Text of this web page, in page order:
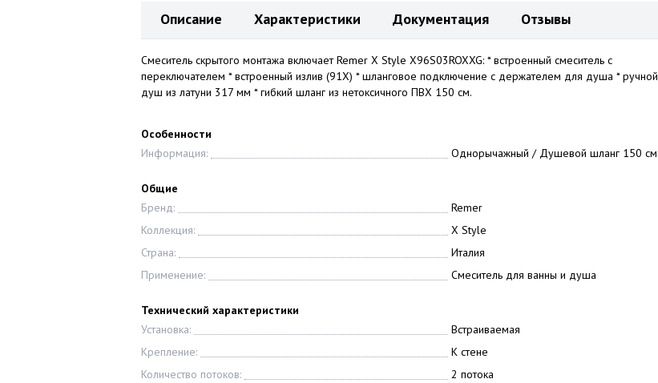
Описание Характеристики Документация Отзывы
Смеситель скрытого монтажа включает Remer X Style X96S03ROXXG: * встроенный смеситель с
переключателем * встроенный излив (91X) * шланговое подключение с держателем для душа * ручной
душ из латуни 317 мм * гибкий шланг из нетоксичного ПВХ 150 см.
Особенности
Информация:
Однорычажный / Душевой шланг 150 см
Общие
Бренд:
Remer
Коллекция:
X Style
Страна:
Италия
Применение:
Смеситель для ванны и душа
Технический характеристики
Установка:
Встраиваемая
Крепление:
К стене
Количество потоков:
2 потока